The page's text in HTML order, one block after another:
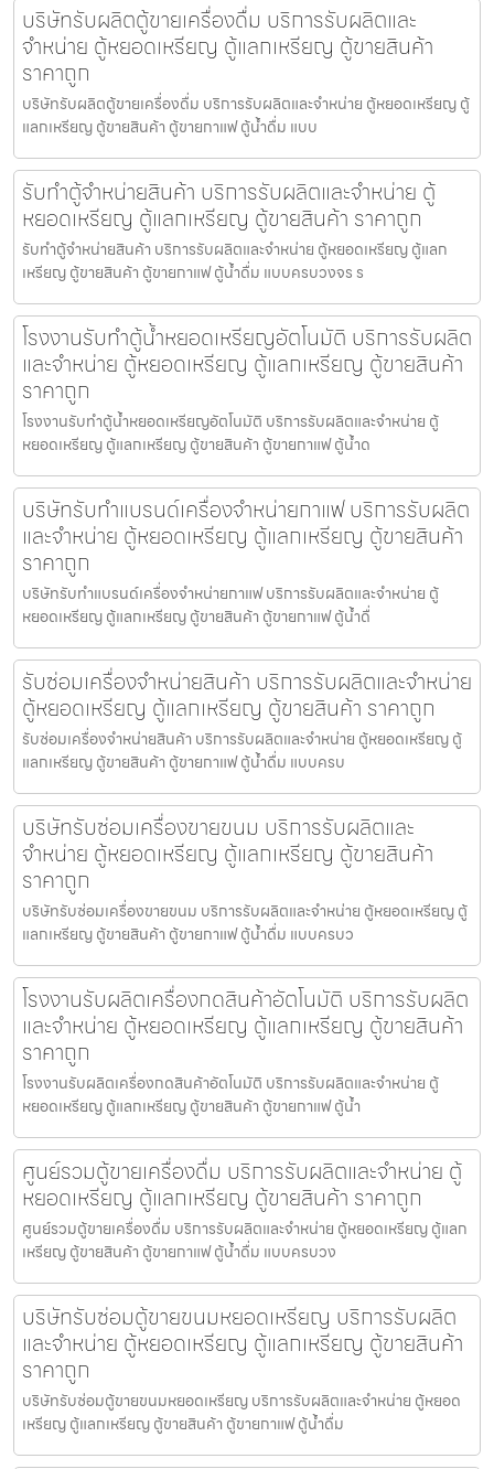
บริษัทรับผลิตตู้ขายเครื่องดื่ม บริการรับผลิตและ
จำหน่าย ตู้หยอดเหรียญ ตู้แลกเหรียญ ตู้ขายสินค้า
ราคาถูก
บริษัทรับผลิตตู้ขายเครื่องดื่ม บริการรับผลิตและจำหน่าย ตู้หยอดเหรียญ ตู้
แลกเหรียญ ตู้ขายสินค้า ตู้ขายกาแฟ ตู้น้ำดื่ม แบบ
รับทำตู้จำหน่ายสินค้า บริการรับผลิตและจำหน่าย ตู้
หยอดเหรียญ ตู้แลกเหรียญ ตู้ขายสินค้า ราคาถูก
รับทำตู้จำหน่ายสินค้า บริการรับผลิตและจำหน่าย ตู้หยอดเหรียญ ตู้แลก
เหรียญ ตู้ขายสินค้า ตู้ขายกาแฟ ตู้น้ำดื่ม แบบครบวงจร ร
โรงงานรับทำตู้น้ำหยอดเหรียญ​อัตโนมัติ บริการรับผลิต
และจำหน่าย ตู้หยอดเหรียญ ตู้แลกเหรียญ ตู้ขายสินค้า
ราคาถูก
โรงงานรับทำตู้น้ำหยอดเหรียญ​อัตโนมัติ บริการรับผลิตและจำหน่าย ตู้
หยอดเหรียญ ตู้แลกเหรียญ ตู้ขายสินค้า ตู้ขายกาแฟ ตู้น้ำด
บริษัทรับทำแบรนด์เครื่องจำหน่ายกาแฟ บริการรับผลิต
และจำหน่าย ตู้หยอดเหรียญ ตู้แลกเหรียญ ตู้ขายสินค้า
ราคาถูก
บริษัทรับทำแบรนด์เครื่องจำหน่ายกาแฟ บริการรับผลิตและจำหน่าย ตู้
หยอดเหรียญ ตู้แลกเหรียญ ตู้ขายสินค้า ตู้ขายกาแฟ ตู้น้ำดื่
รับซ่อมเครื่องจำหน่ายสินค้า บริการรับผลิตและจำหน่าย
ตู้หยอดเหรียญ ตู้แลกเหรียญ ตู้ขายสินค้า ราคาถูก
รับซ่อมเครื่องจำหน่ายสินค้า บริการรับผลิตและจำหน่าย ตู้หยอดเหรียญ ตู้
แลกเหรียญ ตู้ขายสินค้า ตู้ขายกาแฟ ตู้น้ำดื่ม แบบครบ
บริษัทรับซ่อมเครื่องขายขนม บริการรับผลิตและ
จำหน่าย ตู้หยอดเหรียญ ตู้แลกเหรียญ ตู้ขายสินค้า
ราคาถูก
บริษัทรับซ่อมเครื่องขายขนม บริการรับผลิตและจำหน่าย ตู้หยอดเหรียญ ตู้
แลกเหรียญ ตู้ขายสินค้า ตู้ขายกาแฟ ตู้น้ำดื่ม แบบครบว
โรงงานรับผลิตเครื่องกดสินค้า​อัตโนมัติ บริการรับผลิต
และจำหน่าย ตู้หยอดเหรียญ ตู้แลกเหรียญ ตู้ขายสินค้า
ราคาถูก
โรงงานรับผลิตเครื่องกดสินค้า​อัตโนมัติ บริการรับผลิตและจำหน่าย ตู้
หยอดเหรียญ ตู้แลกเหรียญ ตู้ขายสินค้า ตู้ขายกาแฟ ตู้น้ำ
ศูนย์รวมตู้ขายเครื่องดื่ม บริการรับผลิตและจำหน่าย ตู้
หยอดเหรียญ ตู้แลกเหรียญ ตู้ขายสินค้า ราคาถูก
ศูนย์รวมตู้ขายเครื่องดื่ม บริการรับผลิตและจำหน่าย ตู้หยอดเหรียญ ตู้แลก
เหรียญ ตู้ขายสินค้า ตู้ขายกาแฟ ตู้น้ำดื่ม แบบครบวง
บริษัทรับซ่อมตู้ขายขนมหยอดเหรียญ​ บริการรับผลิต
และจำหน่าย ตู้หยอดเหรียญ ตู้แลกเหรียญ ตู้ขายสินค้า
ราคาถูก
บริษัทรับซ่อมตู้ขายขนมหยอดเหรียญ​ บริการรับผลิตและจำหน่าย ตู้หยอด
เหรียญ ตู้แลกเหรียญ ตู้ขายสินค้า ตู้ขายกาแฟ ตู้น้ำดื่ม